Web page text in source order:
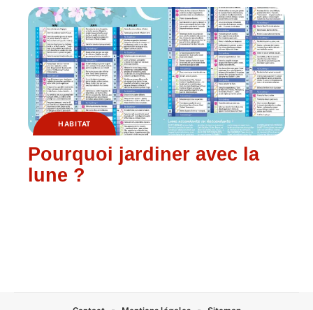
HABITAT
Pourquoi jardiner avec la
lune ?